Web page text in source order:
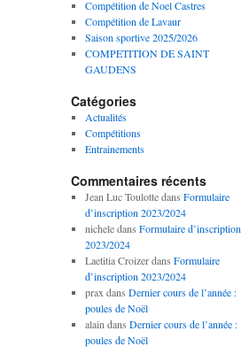
Compétition de Noel Castres
Compétition de Lavaur
Saison sportive 2025/2026
COMPETITION DE SAINT
GAUDENS
Catégories
Actualités
Compétitions
Entrainements
Commentaires récents
Jean Luc Toulottedans Formulaire
d’inscription 2023/2024
nicheledans Formulaire d’inscription
2023/2024
Laetitia Croizerdans Formulaire
d’inscription 2023/2024
prax dans Dernier cours de l’année :
poules de Noël
alain dans Dernier cours de l’année :
poules de Noël